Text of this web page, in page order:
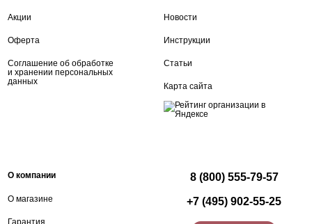
Акции
Оферта
Соглашение об обработке
и хранении персональных
данных
Новости
Инструкции
Статьи
Карта сайта
О компании
О магазине
Гарантия
8 (800) 555-79-57
+7 (495) 902-55-25